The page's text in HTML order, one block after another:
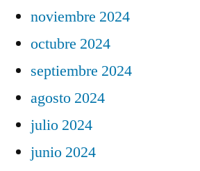
noviembre 2024
octubre 2024
septiembre 2024
agosto 2024
julio 2024
junio 2024